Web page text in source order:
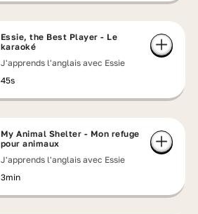
Essie, the Best Player - Le
karaoké
J'apprends l'anglais avec Essie
45s
My Animal Shelter - Mon refuge
pour animaux
J'apprends l'anglais avec Essie
3min